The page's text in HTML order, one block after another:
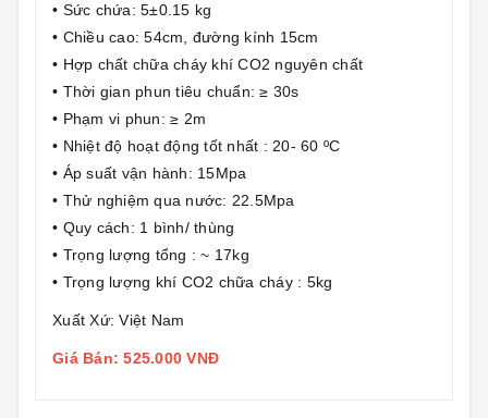
• Sức chứa: 5±0.15 kg
• Chiều cao: 54cm, đường kính 15cm
• Hợp chất chữa cháy khí CO2 nguyên chất
• Thời gian phun tiêu chuẩn: ≥ 30s
• Phạm vi phun: ≥ 2m
• Nhiệt độ hoạt động tốt nhất : 20- 60 ºC
• Áp suất vận hành: 15Mpa
• Thử nghiệm qua nước: 22.5Mpa
• Quy cách: 1 bình/ thùng
• Trọng lượng tổng : ~ 17kg
• Trọng lượng khí CO2 chữa cháy : 5kg
Xuất Xứ: Việt Nam
Giá Bán: 525.000 VNĐ